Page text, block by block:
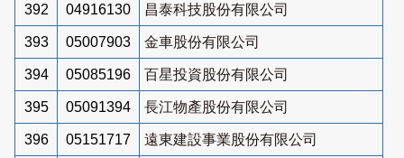
392 04916130 昌泰科技股份有限公司
393 05007903 金車股份有限公司
394 05085196 百星投資股份有限公司
395 05091394 長江物產股份有限公司
396 05151717 遠東建設事業股份有限公司